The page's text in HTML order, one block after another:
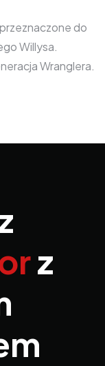
do
Willysa.
Wranglera.
z